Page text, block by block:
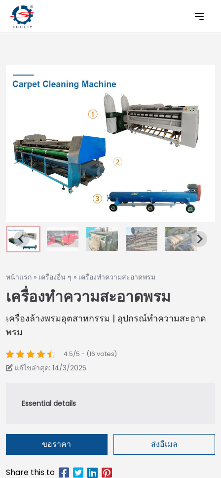
หน้าแรก » เครื่องอื่น ๆ » เครื่องทำความสะอาดพรม
เครื่องทำความสะอาดพรม
เครื่องล้างพรมอุตสาหกรรม | อุปกรณ์ทำความสะอาด
พรม
4.5/5 - (16 votes)
แก้ไขล่าสุด: 14/3/2025
ขอราคา ส่งอีเมล